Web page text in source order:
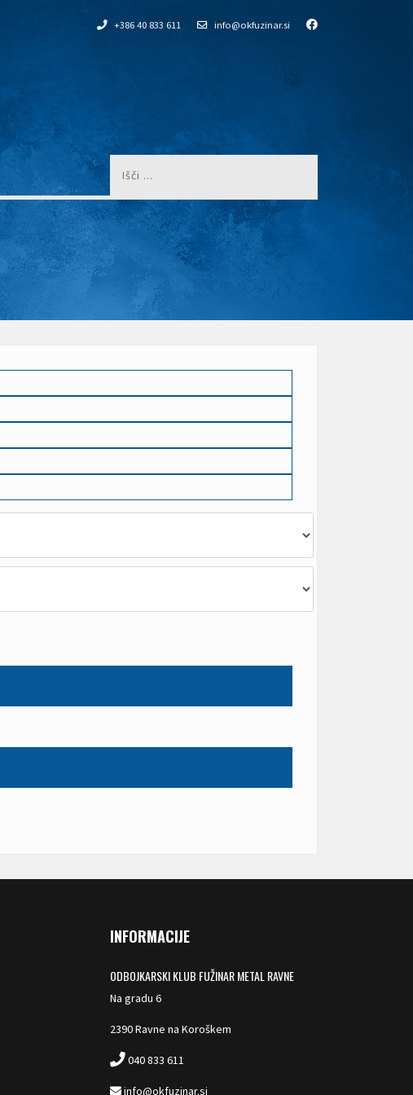
+386 40 833 611 info@okfuzinar.si
INFORMACIJE
ODBOJKARSKI KLUB FUŽINAR METAL RAVNE
Na gradu 6
2390 Ravne na Koroškem
040 833 611
info@okfuzinar.si